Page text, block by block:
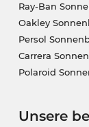
Ray-Ban
Oakley
Persol
Carrera
Polaroid
Unsere